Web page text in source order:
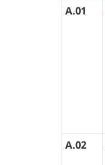
A.01
A.02